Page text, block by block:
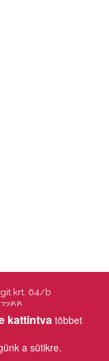
kattintvatöbbet
a sütikre.
krt. 64/b
7288
7145